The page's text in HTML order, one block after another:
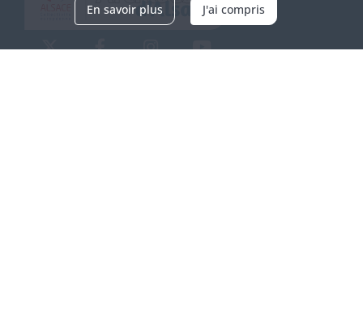
En savoir plus J'ai compris